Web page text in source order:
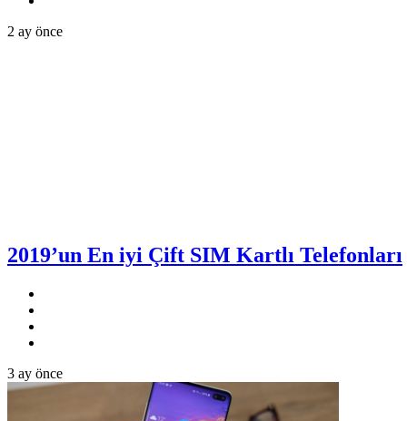
2 ay önce
2019’un En iyi Çift SIM Kartlı Telefonları
3 ay önce